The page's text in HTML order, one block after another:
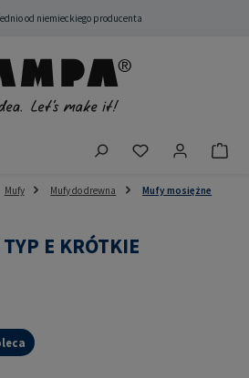
od niemieckiego producenta
Masz 0
Mufy Mufy do drewna Mufy mosiężne
E KRÓTKIE